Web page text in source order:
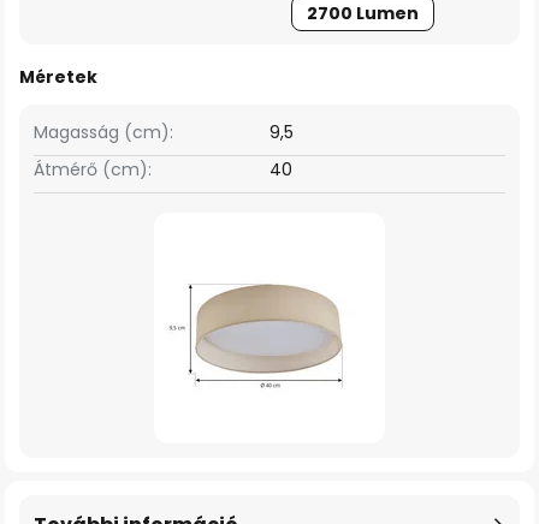
2700 Lumen
Méretek
Magasság (cm):
9,5
Átmérő (cm):
40